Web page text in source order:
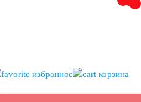
избранное корзина